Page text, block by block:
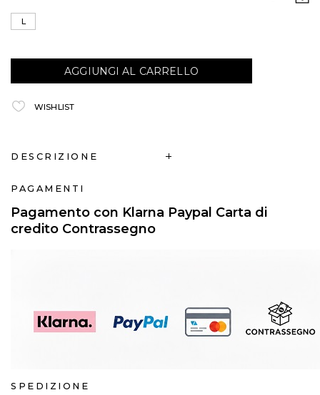
L
AGGIUNGI AL CARRELLO
WISHLIST
DESCRIZIONE
PAGAMENTI
Pagamento con Klarna Paypal Carta di
credito Contrassegno
SPEDIZIONE